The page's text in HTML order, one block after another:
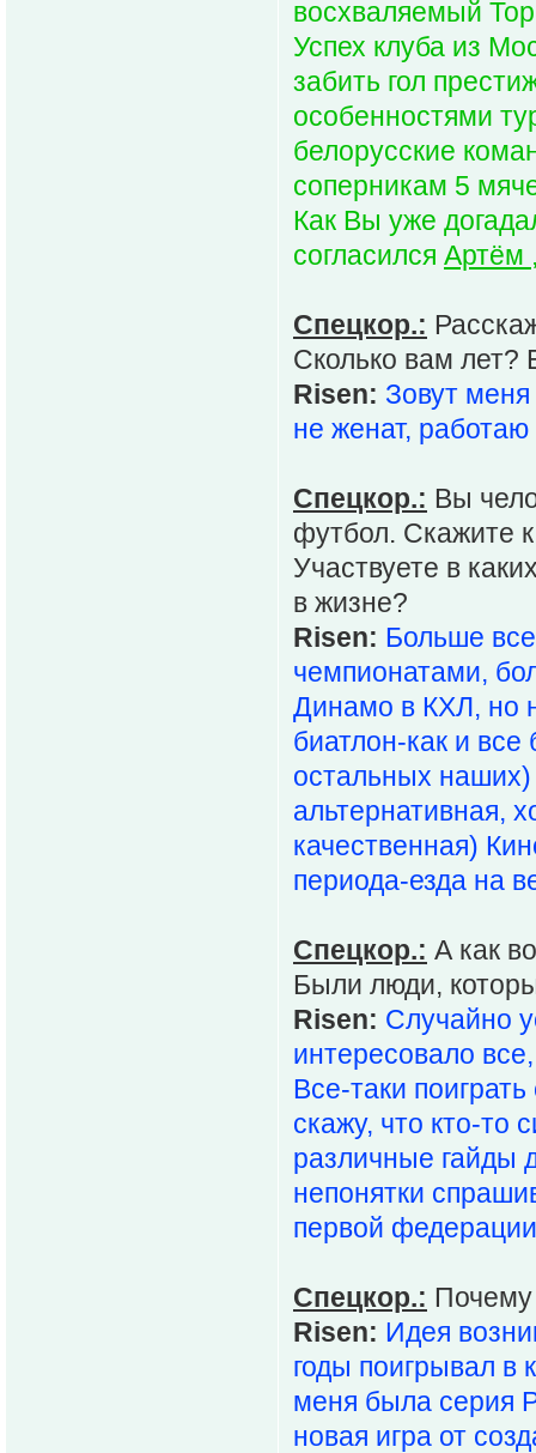
восхваляемый
Успех клуба из
забить гол
особенностями
белорусские
соперникам 5
Как Вы уже
согласился Артём
Спецкор.:
Сколько вам лет?
Risen: Зовут
не женат,
Спецкор.: Вы
футбол. Скажите
Участвуете в
в жизне?
Risen: Больше
чемпионатами,
Динамо в КХЛ, но
биатлон-как и
остальных
альтернативная,
качественная)
периода-езда на
Спецкор.: А как
Были люди,
Risen: Случайно
интересовало
Все-таки
скажу, что кто-то
различные гайды
непонятки
первой
Спецкор.: Почему
Risen: Идея
годы поигрывал в
меня была серия
новая игра от